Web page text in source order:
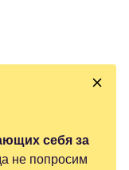
себя за
не попросим